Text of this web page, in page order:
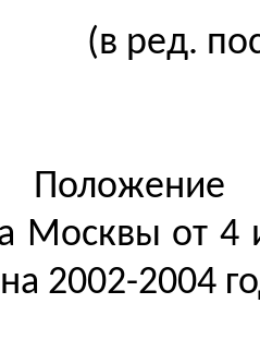
(в ред.
Положение
Москвы от
2002-2004